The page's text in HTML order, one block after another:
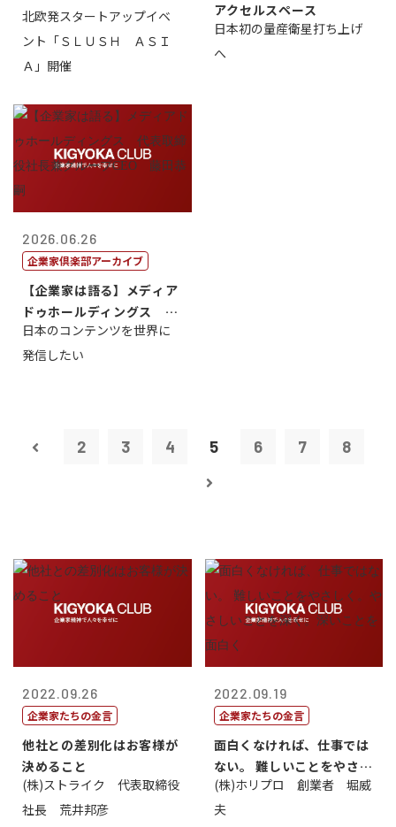
北欧発スタートアップイベ
ント「ＳＬＵＳＨ ＡＳＩ
Ａ」開催
アクセルスペース
日本初の量産衛星打ち上げ
へ
2026.06.26
企業家倶楽部アーカイブ
【企業家は語る】メディア
ドゥホールディングス 代
表取締役社長...
日本のコンテンツを世界に
発信したい
2 3 4 5 6 7 8
2022.09.26
企業家たちの金言
他社との差別化はお客様が
決めること
(株)ストライク 代表取締役
社長 荒井邦彦
2022.09.19
企業家たちの金言
面白くなければ、仕事では
ない。 難しいことをやさし
く。やさし...
(株)ホリプロ 創業者 堀威
夫